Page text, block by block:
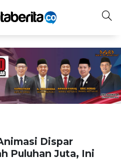
Dispar
Puluhan Juta, Ini